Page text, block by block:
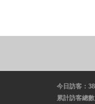
今日訪客：
累計訪客總